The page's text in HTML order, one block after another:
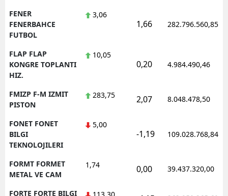
FENER
FENERBAHCE
FUTBOL
3,06
1,66 282.796.560,85
FLAP FLAP
KONGRE TOPLANTI
HIZ.
10,05
0,20 4.984.490,46
FMIZP F-M IZMIT
PISTON
283,75 2,07 8.048.478,50
FONET FONET
BILGI
TEKNOLOJILERI
5,00
-1,19 109.028.768,84
FORMT FORMET
METAL VE CAM
1,74 0,00 39.437.320,00
FORTE FORTE BILGI